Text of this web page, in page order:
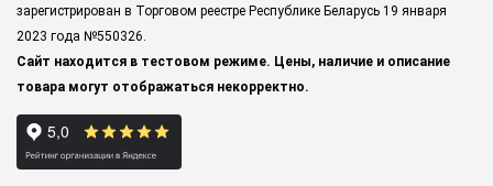
зарегистрирован в Торговом реестре Республике Беларусь 19 января
2023 года №550326.
Сайт находится в тестовом режиме. Цены, наличие и описание
товара могут отображаться некорректно.